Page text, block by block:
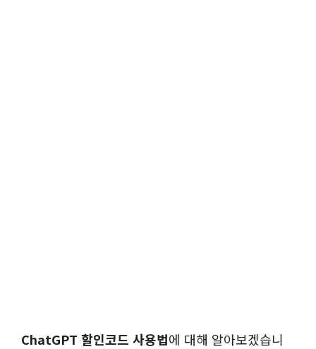
ChatGPT 할인코드 사용법에 대해 알아보겠습니